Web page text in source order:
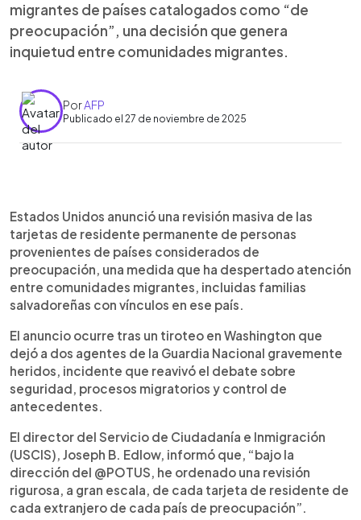
migrantes de países catalogados como “de
preocupación”, una decisión que genera
inquietud entre comunidades migrantes.
PorAFP
Publicado el 27 de noviembre de 2025
Escuchar artículo
Estados Unidos ordenó una revisión amplia de las
tarjetas de residencia de migrantes provenientes
de países catalogados como de preocupación,
tras identificarse al ciudadano afgano
Rahmanullah Lakanwal como presunto atacante
de dos agentes de la Guardia Nacional en
Washington. El director de USCIS, Joseph B.
Edlow, anunció la medida siguiendo instrucciones
del presidente Donald Trump, quien también
suspendió solicitudes de inmigración de afganos
y reafirmó restricciones vigentes para varias
naciones. Las autoridades confirmaron que
Welcome. La revisión genera inquietud entre
comunidades migrantes mientras se esperan
detalles sobre su alcance.
Estados Unidos anunció una revisión masiva de las
tarjetas de residente permanente de personas
provenientes de países considerados de
preocupación, una medida que ha despertado atención
entre comunidades migrantes, incluidas familias
salvadoreñas con vínculos en ese país.
El anuncio ocurre tras un tiroteo en Washington que
dejó a dos agentes de la Guardia Nacional gravemente
heridos, incidente que reavivó el debate sobre
seguridad, procesos migratorios y control de
antecedentes.
El director del Servicio de Ciudadanía e Inmigración
(USCIS), Joseph B. Edlow, informó que, “bajo la
dirección del @POTUS, he ordenado una revisión
rigurosa, a gran escala, de cada tarjeta de residente de
cada extranjero de cada país de preocupación”.